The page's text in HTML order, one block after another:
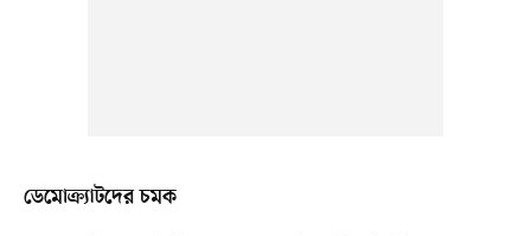
ডেমোক্র্যাটদের চমক